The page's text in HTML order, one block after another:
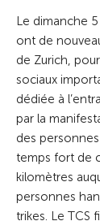
Le dimanche
ont de
de Zurich,
sociaux
dédiée à
par la
des
temps fort de
kilomètres
personnes
trikes. Le TCS